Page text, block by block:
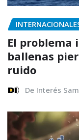
El problema
ballenas
ruido
De Interés